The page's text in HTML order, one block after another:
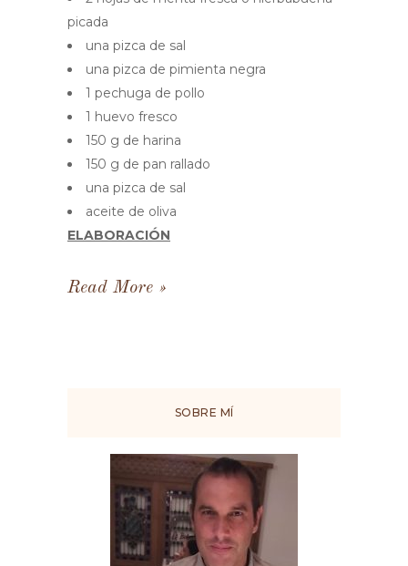
picada
una pizca de sal
una pizca de pimienta negra
1 pechuga de pollo
1 huevo fresco
150 g de harina
150 g de pan rallado
una pizca de sal
aceite de oliva
ELABORACIÓN
Read More
SOBRE MÍ